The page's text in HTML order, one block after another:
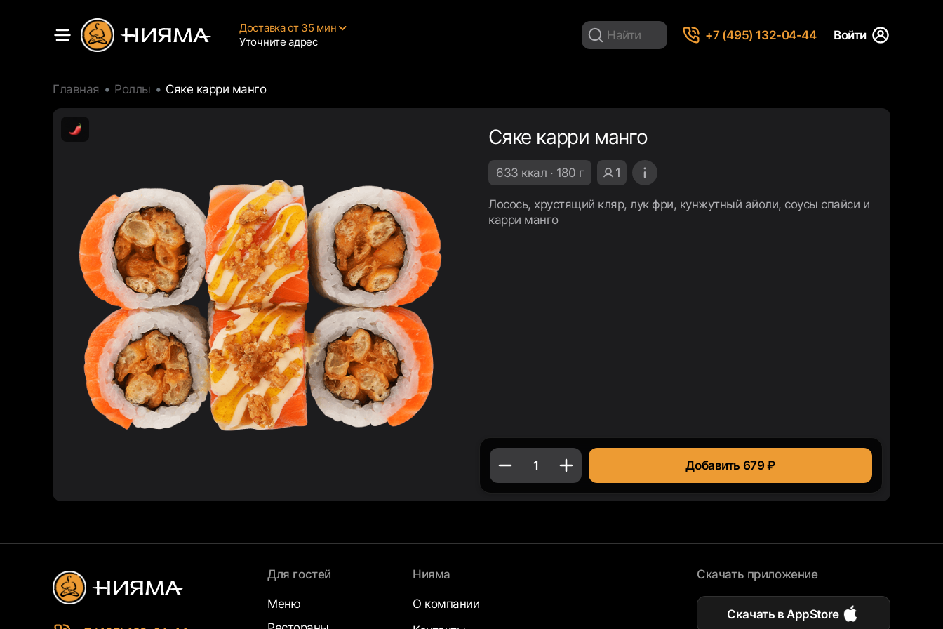
Доставка от 35 мин
Уточните адрес
+7 (495) 132-04-44 Войти
Главная Роллы Сяке карри манго
Сяке карри манго
633 ккал · 180 г 1
Лосось, хрустящий кляр, лук фри, кунжутный айоли, соусы спайси и
карри манго
1 Добавить 679 ₽
Скачать приложение
Скачать в AppStore
Для гостей
Меню
Нияма
О компании